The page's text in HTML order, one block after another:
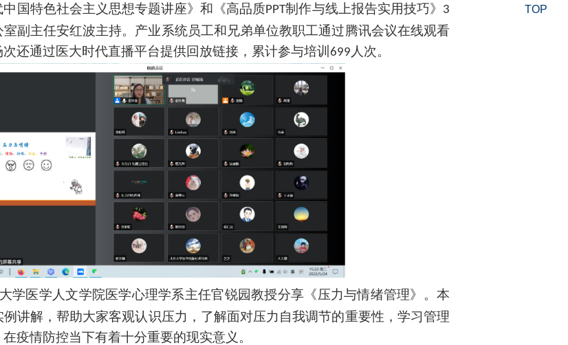
国特色社会主义思想专题讲座》和 《高品质PPT制作与线上报告实用技巧》 3
副主任安红波主持。产业系统员工和兄弟单位教职工通过腾讯会议在线观看
还通过医大时代直播平台提供回放链接，累计参与培训 699 人次。
学医学人文学院医学心理学系主任官锐园教授分享《压力与情绪管理》。本
例讲解，帮助大家客观认识压力，了解面对压力自我调节的重要性，学习管理
疫情防控当下有着十分重要的现实意义。
TOP